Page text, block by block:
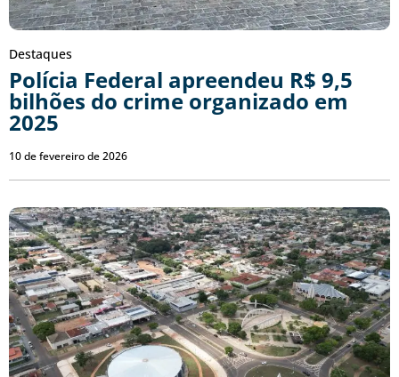
Destaques
Polícia Federal apreendeu R$ 9,5
bilhões do crime organizado em
2025
10 de fevereiro de 2026